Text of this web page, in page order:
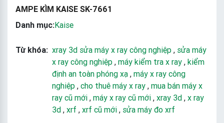
AMPE KÌM KAISE SK-7661
Danh mục:Kaise
Từ khóa: xray 3d sửa máy x ray công nghiệp , sửa máy
x ray công nghiệp , máy kiểm tra x ray , kiểm
định an toàn phóng xạ , máy x ray công
nghiệp , cho thuê máy x ray , mua bán máy x
ray cũ mới , máy x ray cũ mới , xray 3d , x ray
3d , xrf , xrf cũ mới , sửa máy đo xrf